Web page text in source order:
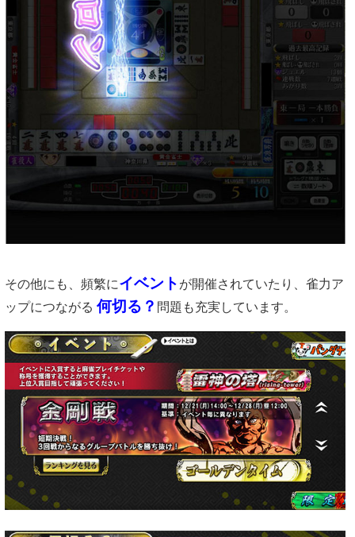
その他にも、頻繁にイベント が開催されていたり、雀力ア
ップにつながる 何切る？ 問題も充実しています。